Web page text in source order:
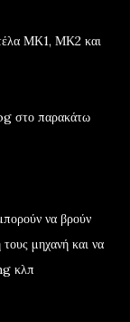
ΜΚ1, ΜΚ2 και
στο παρακάτω
να βρούν
μηχανή και να
κλπ